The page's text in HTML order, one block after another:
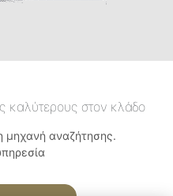
καλύτερους στον κλάδο
μηχανή αναζήτησης.